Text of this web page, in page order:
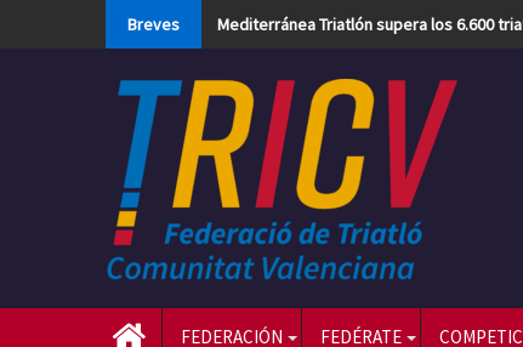
Breves Mediterránea Triatlón supera los 6.600
FEDERACIÓN FEDÉRATE